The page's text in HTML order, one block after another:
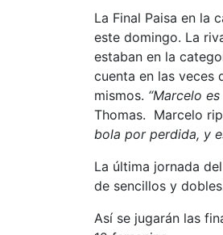
La Final Paisa en la
este domingo. La
estaban en la
cuenta en las veces
mismos. “Marcelo
Thomas. Marcelo
bola por perdida, y
La última jornada
de sencillos y
Así se jugarán las